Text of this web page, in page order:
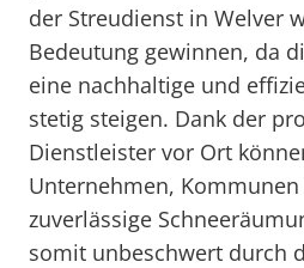
der Streudienst in Welver
Bedeutung gewinnen, da
eine nachhaltige und
stetig steigen. Dank der
Dienstleister vor Ort
Unternehmen,
zuverlässige
somit unbeschwert durch